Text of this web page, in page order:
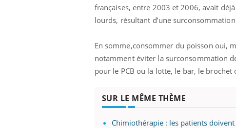
françaises, entre 2003 et 2006, avait
lourds, résultant d’une
En somme,consommer du poisson oui,
notamment éviter la surconsommation
pour le PCB ou la lotte, le bar, le
SUR LE MÊME THÈME
Chimiothérapie : les patients